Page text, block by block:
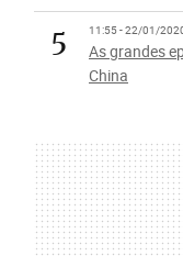
5 11:55 - 22/01/
As grandes
China